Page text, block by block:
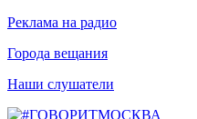
Реклама на радио
Города вещания
Наши слушатели